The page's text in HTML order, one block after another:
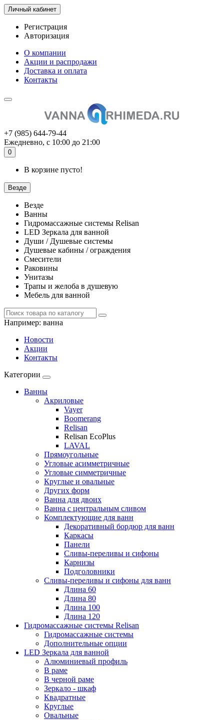
Личный кабинет
Регистрация
Авторизация
О компании
Акции и распродажи
Доставка и оплата
Контакты
+7 (985) 644-79-44
Ежедневно, с 10:00 до 21:00
0
В корзине пусто!
Везде
Везде
Ванны
Гидромассажные системы Relisan
LED Зеркала для ванной
Души / Душевые системы
Душевые кабины / ограждения
Смесители
Раковины
Унитазы
Трапы и желоба в душевую
Мебель для ванной
Например: ванна
Новости
Акции
Контакты
Категории
Ванны
Акриловые
Vayer
Boomerang
Relisan
Relisan EcoPlus
LAVAL
Прямоугольные
Угловые асимметричные
Угловые симметричные
Круглые и овальные
Других форм
Ванна для двоих
Ванна с центральным сливом
Комплектующие для ванн
Декоративный бордюр для ванн
Каркасы
Панели
Сливы-переливы и сифоны
Карнизы
Подголовники
Сливы-переливы и сифоны для ванн
Длина 60
Длина 80
Длина 100
Длина 120
Гидромассажные системы Relisan
Гидромассажные системы
Дополнительные опции
LED Зеркала для ванной
Алюминиевый профиль
В раме
В черной раме
Зеркало - шкаф
Квадратные
Круглые
Овальные